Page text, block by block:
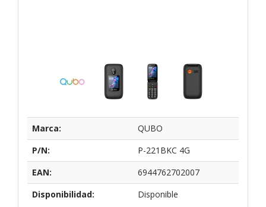
Marca:
QUBO
P/N:
P-221BKC 4G
EAN:
6944762702007
Disponibilidad:
Disponible